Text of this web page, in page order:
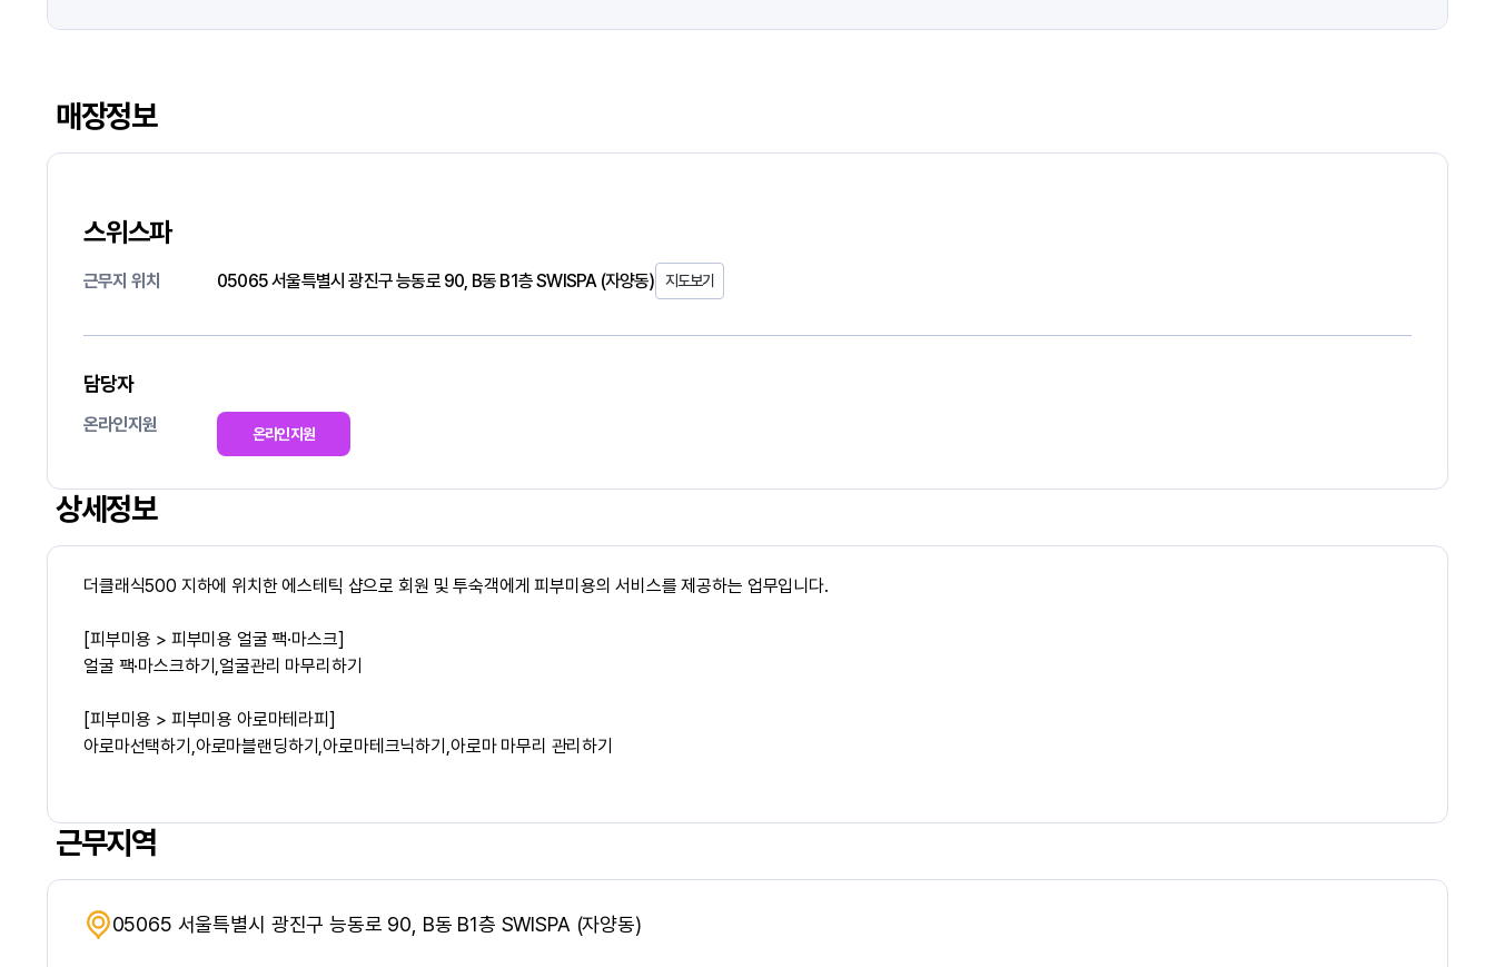
매장정보
스위스파
근무지 위치 05065 서울특별시 광진구 능동로 90, B동 B1층 SWISPA (자양동) 지도보기
담당자
온라인지원 온라인지원
상세정보
더클래식500 지하에 위치한 에스테틱 샵으로 회원 및 투숙객에게 피부미용의 서비스를 제공하는 업무입니다.
[피부미용 > 피부미용 얼굴 팩·마스크]
얼굴 팩·마스크하기,얼굴관리 마무리하기
[피부미용 > 피부미용 아로마테라피]
아로마선택하기,아로마블랜딩하기,아로마테크닉하기,아로마 마무리 관리하기
근무지역
05065 서울특별시 광진구 능동로 90, B동 B1층 SWISPA (자양동)